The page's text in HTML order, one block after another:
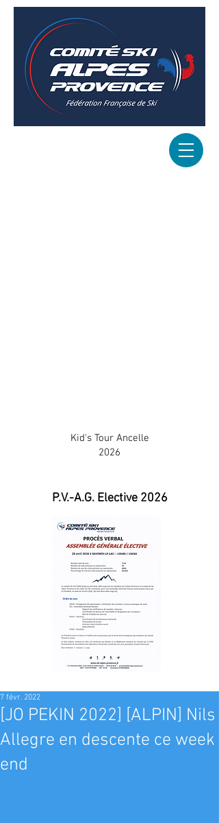
Kid's Tour Ancelle
2026
P.V.-A.G. Elective 2026
[JO PEKIN 2022] [ALPIN] Nils
Allegre en descente ce week
end
7 févr. 2022